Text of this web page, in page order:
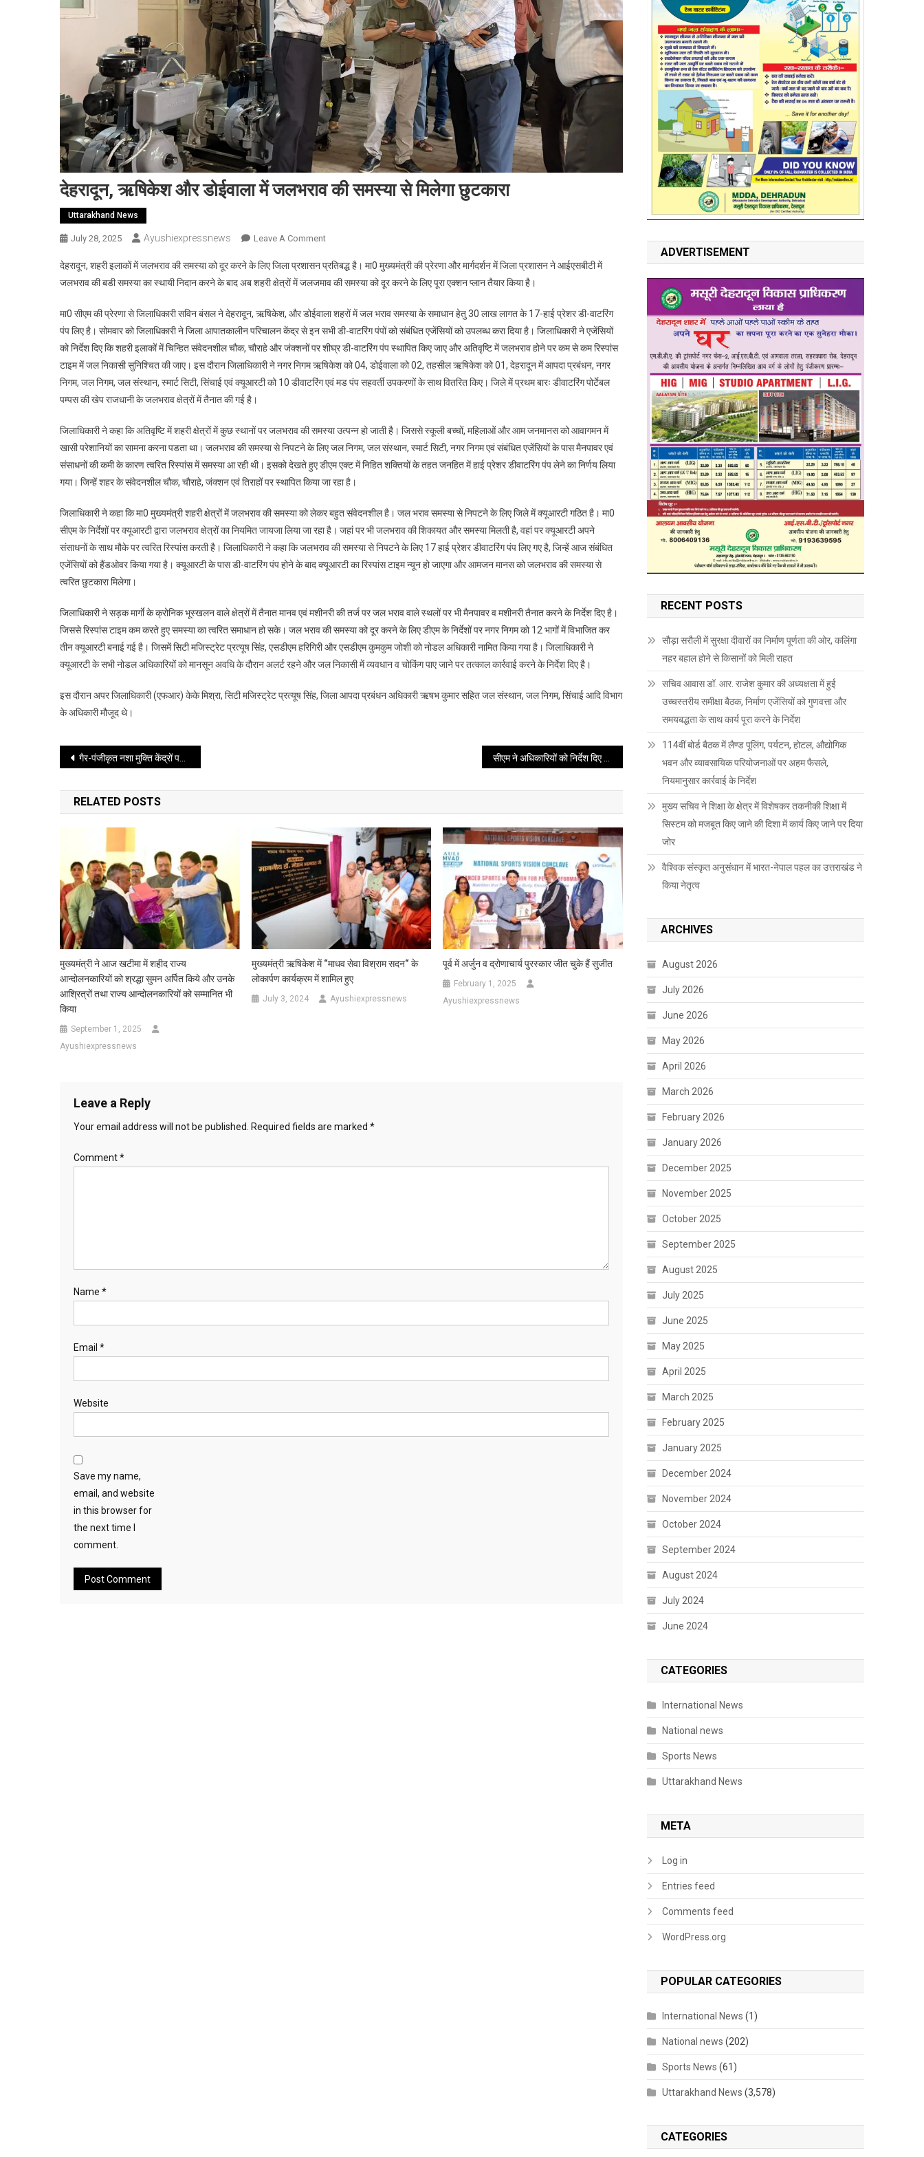
देहरादून, ऋषिकेश और डोईवाला में जलभराव की समस्या से मिलेगा छुटकारा
Uttarakhand News
July 28, 2025 Ayushiexpressnews Leave A CommentOn
ऋषिकेश
और
में
जलभराव
की
समस्या
से
देहरादून, शहरी इलाकों में जलभराव की समस्या को दूर करने के लिए जिला प्रशासन प्रतिबद्ध है। मा0 मुख्यमंत्री की प्रेरणा और मार्गदर्शन में जिला प्रशासन ने आईएसबीटी में
जलभराव की बडी समस्या का स्थायी निदान करने के बाद अब शहरी क्षेत्रों में जलजमाव की समस्या को दूर करने के लिए पूरा एक्शन प्लान तैयार किया है।
मा0 सीएम की प्रेरणा से जिलाधिकारी सविन बंसल ने देहरादून, ऋषिकेश, और डोईवाला शहरों में जल भराव समस्या के समाधान हेतु 30 लाख लागत के 17-हाई प्रेशर डी-वाटरिंग
पंप लिए है। सोमवार को जिलाधिकारी ने जिला आपातकालीन परिचालन केंद्र से इन सभी डी-वाटरिंग पंपों को संबंधित एजेंसियों को उपलब्ध करा दिया है। जिलाधिकारी ने एजेंसियों
को निर्देश दिए कि शहरी इलाकों में चिन्हित संवेदनशील चौक, चौराहे और जंक्शनों पर शीघ्र डी-वाटरिंग पंप स्थापित किए जाए और अतिवृष्टि में जलभराव होने पर कम से कम रिस्पांस
टाइम में जल निकासी सुनिश्चित की जाए। इस दौरान जिलाधिकारी ने नगर निगम ऋषिकेश को 04, डोईवाला को 02, तहसील ऋषिकेश को 01, देहरादून में आपदा प्रबंधन, नगर
निगम, जल निगम, जल संस्थान, स्मार्ट सिटी, सिंचाई एवं क्यूआरटी को 10 डीवाटरिंग एवं मड पंप सहवर्ती उपकरणों के साथ वितरित किए। जिले में प्रथम बारः डीवाटरिंग पोर्टेबल
पम्पस की खेप राजधानी के जलभराव क्षेत्रों में तैनात की गई है।
जिलाधिकारी ने कहा कि अतिवृष्टि में शहरी क्षेत्रों में कुछ स्थानों पर जलभराव की समस्या उत्पन्न हो जाती है। जिससे स्कूली बच्चों, महिलाओं और आम जनमानस को आवागमन में
खासी परेशानियों का सामना करना पडता था। जलभराव की समस्या से निपटने के लिए जल निगम, जल संस्थान, स्मार्ट सिटी, नगर निगम एवं संबंधित एजेंसियों के पास मैनपावर एवं
संसाधनों की कमी के कारण त्वरित रिस्पांस में समस्या आ रही थी। इसको देखते हुए डीएम एक्ट में निहित शक्तियों के तहत जनहित में हाई प्रेशर डीवाटरिंग पंप लेने का निर्णय लिया
गया। जिन्हें शहर के संवेदनशील चौक, चौराहे, जंक्शन एवं तिराहों पर स्थापित किया जा रहा है।
जिलाधिकारी ने कहा कि मा0 मुख्यमंत्री शहरी क्षेत्रों में जलभराव की समस्या को लेकर बहुत संवेदनशील है। जल भराव समस्या से निपटने के लिए जिले में क्यूआरटी गठित है। मा0
सीएम के निर्देशों पर क्यूआरटी द्वारा जलभराव क्षेत्रों का नियमित जायजा लिया जा रहा है। जहां पर भी जलभराव की शिकायत और समस्या मिलती है, वहां पर क्यूआरटी अपने
संसाधनों के साथ मौके पर त्वरित रिस्पांस करती है। जिलाधिकारी ने कहा कि जलभराव की समस्या से निपटने के लिए 17 हाई प्रेशर डीवाटरिंग पंप लिए गए है, जिन्हें आज संबंधित
एजेंसियों को हैंडओवर किया गया है। क्यूआरटी के पास डी-वाटरिंग पंप होने के बाद क्यूआरटी का रिस्पांस टाइम न्यून हो जाएगा और आमजन मानस को जलभराव की समस्या से
त्वरित छुटकारा मिलेगा।
जिलाधिकारी ने सड़क मार्गाे के क्रोनिक भूस्खलन वाले क्षेत्रों में तैनात मानव एवं मशीनरी की तर्ज पर जल भराव वाले स्थलों पर भी मैनपावर व मशीनरी तैनात करने के निर्देश दिए है।
जिससे रिस्पांस टाइम कम करते हुए समस्या का त्वरित समाधान हो सके। जल भराव की समस्या को दूर करने के लिए डीएम के निर्देशों पर नगर निगम को 12 भागों में विभाजित कर
तीन क्यूआरटी बनाई गई है। जिसमें सिटी मजिस्ट्रेट प्रत्यूष सिंह, एसडीएम हरिगिरी और एसडीएम कुमकुम जोशी को नोडल अधिकारी नामित किया गया है। जिलाधिकारी ने
क्यूआरटी के सभी नोडल अधिकारियों को मानसून अवधि के दौरान अलर्ट रहने और जल निकासी में व्यवधान व चोकिंग पाए जाने पर तत्काल कार्रवाई करने के निर्देश दिए है।
इस दौरान अपर जिलाधिकारी (एफआर) केके मिश्रा, सिटी मजिस्ट्रेट प्रत्यूष सिंह, जिला आपदा प्रबंधन अधिकारी ऋषभ कुमार सहित जल संस्थान, जल निगम, सिंचाई आदि विभाग
के अधिकारी मौजूद थे।
Post
navigation
गैर-पंजीकृत नशा मुक्ति केंद्रों पर एक्शन मोड में सरकार, राज्य मानसिक स्वास्थ्य प्राधिकरण और एसटीएफ की संयुक्त रणनीति
RELATED POSTS
मुख्यमंत्री ने आज खटीमा में शहीद राज्य
आन्दोलनकारियों को श्रद्धा सुमन अर्पित किये और उनके
आश्रित्रों तथा राज्य आन्दोलनकारियों को सम्मानित भी
किया
September 1, 2025
Ayushiexpressnews
मुख्यमंत्री ऋषिकेश में “माधव सेवा विश्राम सदन“ के
लोकार्पण कार्यक्रम में शामिल हुए
July 3, 2024 Ayushiexpressnews
पूर्व में अर्जुन व द्रोणाचार्य पुरस्कार जीत चुके हैं सुजीत
February 1, 2025
Ayushiexpressnews
Leave a Reply
Your email address will not be published. Required fields are marked *
Comment*
Name *
Email *
Website
Save my name,
email, and website
in this browser for
the next time I
comment.
ADVERTISEMENT
RECENT POSTS
सौड़ा सरौली में सुरक्षा दीवारों का निर्माण पूर्णता की ओर, कलिंगा
नहर बहाल होने से किसानों को मिली राहत
सचिव आवास डॉ. आर. राजेश कुमार की अध्यक्षता में हुई
उच्चस्तरीय समीक्षा बैठक, निर्माण एजेंसियों को गुणवत्ता और
समयबद्धता के साथ कार्य पूरा करने के निर्देश
114वीं बोर्ड बैठक में लैण्ड पूलिंग, पर्यटन, होटल, औद्योगिक
भवन और व्यावसायिक परियोजनाओं पर अहम फैसले,
नियमानुसार कार्रवाई के निर्देश
मुख्य सचिव ने शिक्षा के क्षेत्र में विशेषकर तकनीकी शिक्षा में
सिस्टम को मजबूत किए जाने की दिशा में कार्य किए जाने पर दिया
जोर
वैश्विक संस्कृत अनुसंधान में भारत-नेपाल पहल का उत्तराखंड ने
किया नेतृत्व
ARCHIVES
August 2026
July 2026
June 2026
May 2026
April 2026
March 2026
February 2026
January 2026
December 2025
November 2025
October 2025
September 2025
August 2025
July 2025
June 2025
May 2025
April 2025
March 2025
February 2025
January 2025
December 2024
November 2024
October 2024
September 2024
August 2024
July 2024
June 2024
CATEGORIES
International News
National news
Sports News
Uttarakhand News
META
Log in
Entries feed
Comments feed
WordPress.org
POPULAR CATEGORIES
International News (1)
National news (202)
Sports News (61)
Uttarakhand News (3,578)
CATEGORIES